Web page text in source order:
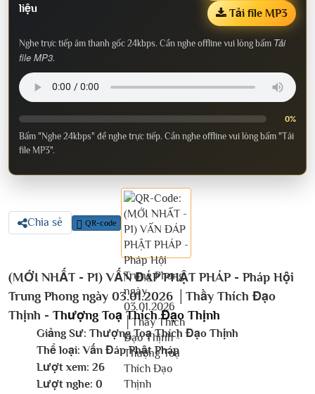
liệu
Tải file MP3
Nghe trực tiếp âm thanh gốc 24kbps. Cần nghe offline vui lòng bấm Tải
file MP3.
0%
Bấm "Nghe 24kbps" để nghe trực tiếp. Cần nghe offline vui lòng bấm "Tải
file MP3".
Chia sẻ QR-code
(MỚI NHẤT - P1) VẤN ĐÁP PHẬT PHÁP - Pháp Hội
Trung Phong ngày 03.01.2026 │Thầy Thích Đạo
Thịnh - Thượng Toạ Thích Đạo Thịnh
Giảng Sư: Thượng Toạ Thích Đạo Thịnh
Thể loại: Vấn Đáp Phật Pháp
Lượt xem: 26
Lượt nghe: 0